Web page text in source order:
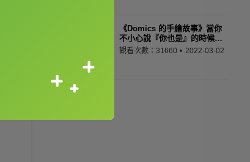
《Domics 的手繪故事》當你
不小心說『你也是』的時候…
觀看次數：31660 2022-03-02